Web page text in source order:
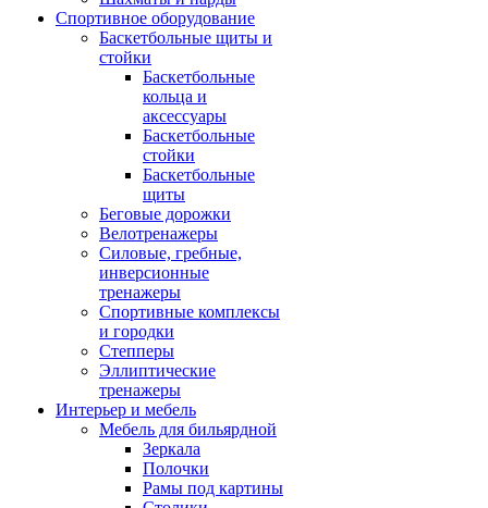
Спортивное оборудование
Баскетбольные щиты и
стойки
Баскетбольные
кольца и
аксессуары
Баскетбольные
стойки
Баскетбольные
щиты
Беговые дорожки
Велотренажеры
Силовые, гребные,
инверсионные
тренажеры
Спортивные комплексы
и городки
Степперы
Эллиптические
тренажеры
Интерьер и мебель
Мебель для бильярдной
Зеркала
Полочки
Рамы под картины